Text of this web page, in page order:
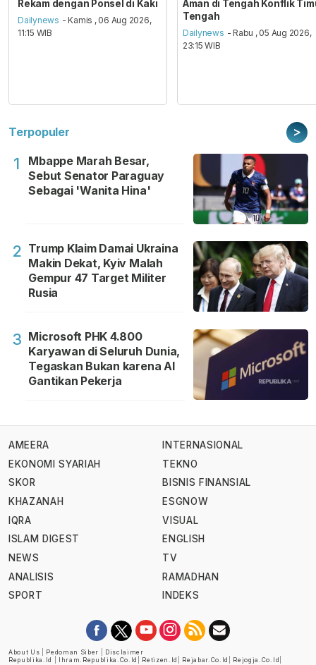
Rekam dengan Ponsel di Kaki
Dailynews - Kamis , 06 Aug 2026,
11:15 WIB
Aman di Tengah Konflik
Tengah
Dailynews - Rabu , 05 Aug 2026,
23:15 WIB
Terpopuler >
1
Mbappe Marah Besar,
Sebut Senator Paraguay
Sebagai 'Wanita Hina'
2 Trump Klaim Damai Ukraina
Makin Dekat, Kyiv Malah
Gempur 47 Target Militer
Rusia
3 Microsoft PHK 4.800
Karyawan di Seluruh Dunia,
Tegaskan Bukan karena AI
Gantikan Pekerja
AMEERA
EKONOMI SYARIAH
SKOR
KHAZANAH
IQRA
ISLAM DIGEST
NEWS
ANALISIS
SPORT
INTERNASIONAL
TEKNO
BISNIS FINANSIAL
ESGNOW
VISUAL
ENGLISH
TV
RAMADHAN
INDEKS
About Us Pedoman Siber
Disclaimer
Republika.id
Ihram.republika.co.id Retizen.id Rejabar.co.id Rejogja.co.id